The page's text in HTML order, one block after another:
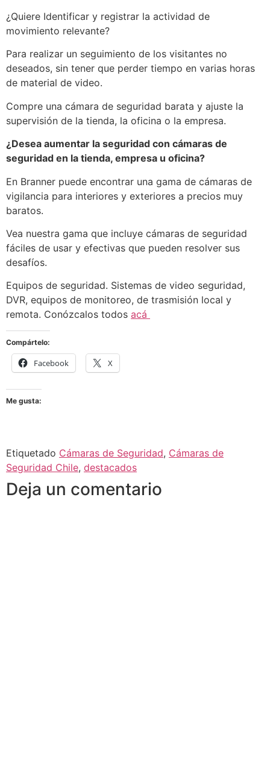
¿Quiere Identificar y registrar la actividad de
movimiento relevante?
Para realizar un seguimiento de los visitantes no
deseados, sin tener que perder tiempo en varias horas
de material de video.
Compre una cámara de seguridad barata y ajuste la
supervisión de la tienda, la oficina o la empresa.
¿Desea aumentar la seguridad con cámaras de
seguridad en la tienda, empresa u oficina?
En Branner puede encontrar una gama de cámaras de
vigilancia para interiores y exteriores a precios muy
baratos.
Vea nuestra gama que incluye cámaras de seguridad
fáciles de usar y efectivas que pueden resolver sus
desafíos.
Equipos de seguridad. Sistemas de video seguridad,
DVR, equipos de monitoreo, de trasmisión local y
remota. Conózcalos todos acá
Compártelo:
Facebook X
Me gusta:
Etiquetado Cámaras de Seguridad, Cámaras de
Seguridad Chile, destacados
Deja un comentario